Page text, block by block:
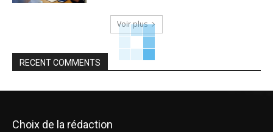
Voir plus
RECENT COMMENTS
Choix de la rédaction